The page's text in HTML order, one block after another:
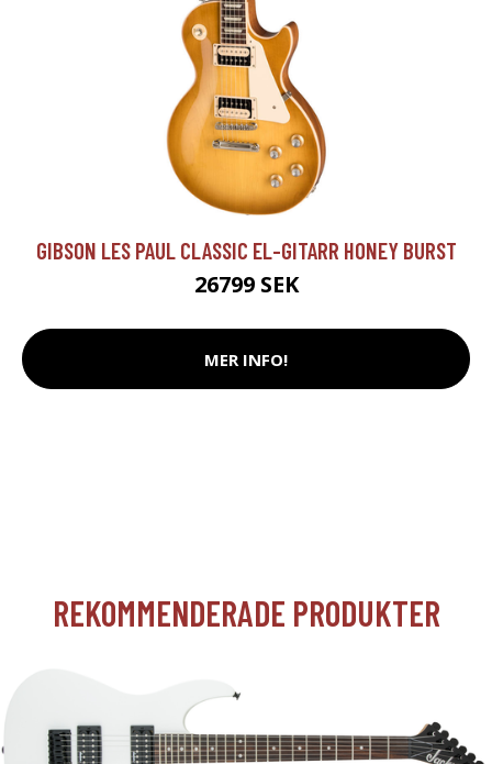
GIBSON LES PAUL CLASSIC EL-GITARR HONEY BURST
26799 SEK
MER INFO!
REKOMMENDERADE PRODUKTER